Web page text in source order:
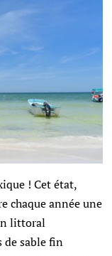
! Cet état,
chaque année une
littoral
de sable fin